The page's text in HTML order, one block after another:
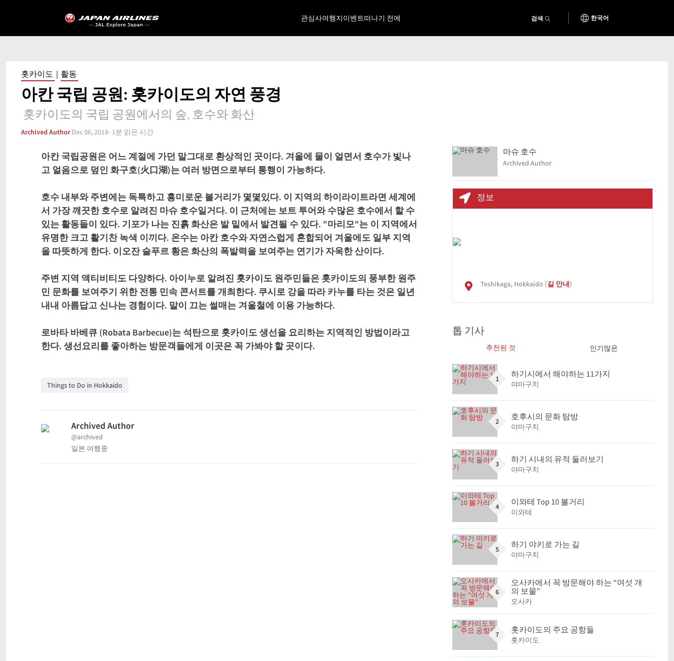
관심사여행지이벤트떠나기 전에 검색 한국어
홋카이도 활동
아칸 국립 공원: 홋카이도의 자연 풍경
홋카이도의 국립 공원에서의 숲, 호수와 화산
Archived Author Dec 06, 2018- 1분 읽은 시간
아칸 국립공원은 어느 계절에 가던 말그대로 환상적인 곳이다. 겨울에 물이 얼면서 호수가 빛나
고 얼음으로 덮인 화구호(火口湖)는 여러 방면으로부터 통행이 가능하다.
호수 내부와 주변에는 독특하고 흥미로운 볼거리가 몇몇있다. 이 지역의 하이라이트라면 세계에
서 가장 깨끗한 호수로 알려진 마슈 호수일거다. 이 근처에는 보트 투어와 수많은 호수에서 할 수
있는 활동들이 있다. 기포가 나는 진흙 화산은 발 밑에서 발견될 수 있다. "마리모"는 이 지역에서
유명한 크고 활기찬 녹색 이끼다. 온수는 아칸 호수와 자연스럽게 혼합되어 겨울에도 일부 지역
을 따뜻하게 한다. 이오잔 술푸르 황은 화산의 폭발력을 보여주는 연기가 자욱한 산이다.
주변 지역 액티비티도 다양하다. 아이누로 알려진 홋카이도 원주민들은 홋카이도의 풍부한 원주
민 문화를 보여주기 위한 전통 민속 콘서트를 개최한다. 쿠시로 강을 따라 카누를 타는 것은 일년
내내 아름답고 신나는 경험이다. 말이 끄는 썰매는 겨울철에 이용 가능하다.
로바타 바베큐 (Robata Barbecue)는 석탄으로 홋카이도 생선을 요리하는 지역적인 방법이라고
한다. 생선요리를 좋아하는 방문객들에게 이곳은 꼭 가봐야 할 곳이다.
Things to Do in Hokkaido
Archived Author
@archived
일본 여행중
마슈 호수
Archived Author
정보
Teshikaga, Hokkaido (길 안내)
톱 기사
추천된 것 인기많은
1
하기시에서 해야하는 11가지
야마구치
2
호후시의 문화 탐방
야마구치
3
하기 시내의 유적 둘러보기
야마구치
4
이와테 Top 10 볼거리
이와테
5
하기 야키로 가는 길
야마구치
6
오사카에서 꼭 방문해야 하는 “여섯 개
의 보물”
오사카
7
홋카이도의 주요 공항들
홋카이도